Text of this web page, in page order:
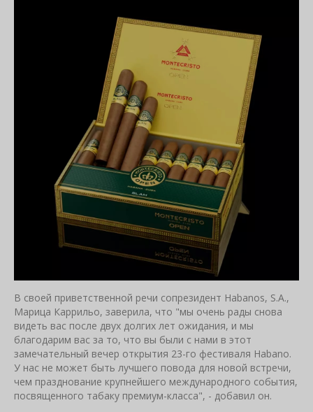
В своей приветственной речи сопрезидент Habanos, S.A.,
Марица Каррильо, заверила, что "мы очень рады снова
видеть вас после двух долгих лет ожидания, и мы
благодарим вас за то, что вы были с нами в этот
замечательный вечер открытия 23-го фестиваля Habano.
У нас не может быть лучшего повода для новой встречи,
чем празднование крупнейшего международного события,
посвященного табаку премиум-класса", - добавил он.